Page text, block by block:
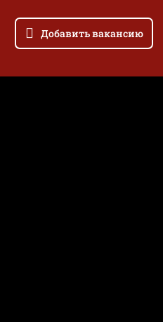
Добавить вакансию